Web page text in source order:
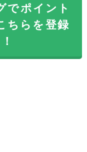
でポイント
ちらを登録